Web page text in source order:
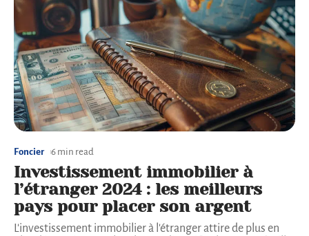
Foncier 6 min read
Investissement immobilier à
l’étranger 2024 : les meilleurs
pays pour placer son argent
L'investissement immobilier à l'étranger attire de plus en